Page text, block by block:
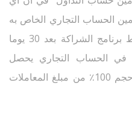
الحساب التجاري الخاص به
ضد الخسارة. عند استيفاء شروط برنامج الشراكة بعد 30 يوما
في الحساب التجاري يحصل
المضارب على تعويض 100 في حجم 100٪ من مبلغ المعاملات